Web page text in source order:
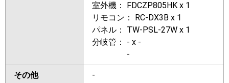
室外機： FDCZP805HK x 1
リモコン： RC-DX3B x 1
パネル： TW-PSL-27W x 1
分岐管： - x -
-
その他 -